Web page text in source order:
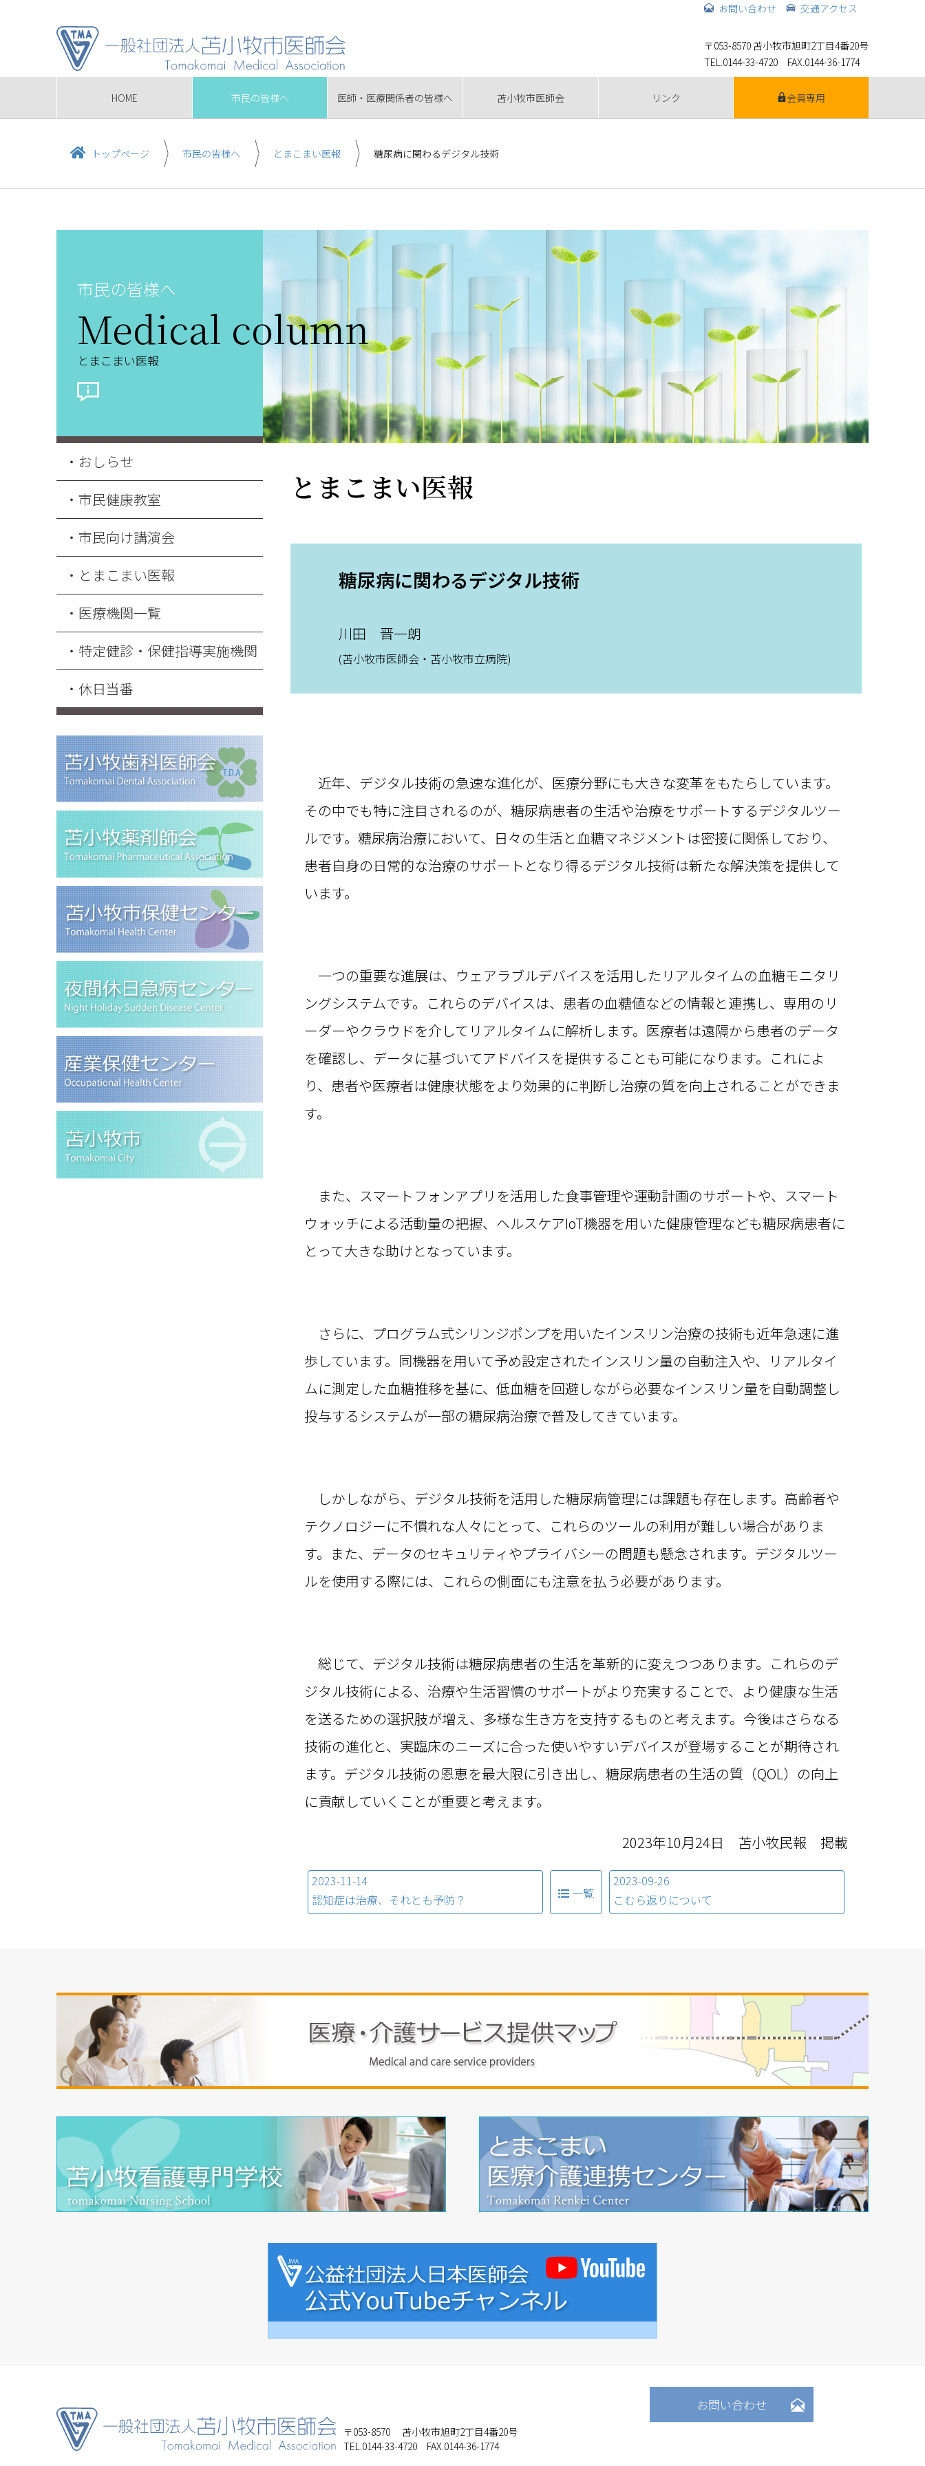
お問い合わせ 交通アクセス
〒053-8570 苫小牧市旭町2丁目4番20号
TEL.0144-33-4720 FAX.0144-36-1774
HOME 市民の皆様へ 医師・医療関係者の皆様へ 苫小牧市医師会 リンク 会員専用
トップページ 市民の皆様へ とまこまい医報 糖尿病に関わるデジタル技術
市民の皆様へ
Medical column
とまこまい医報
おしらせ
市民健康教室
市民向け講演会
とまこまい医報
医療機関一覧
特定健診・保健指導実施機関
休日当番
とまこまい医報
糖尿病に関わるデジタル技術
川田 晋一朗
(苫小牧市医師会・苫小牧市立病院)
近年、デジタル技術の急速な進化が、医療分野にも大きな変革をもたらしています。
その中でも特に注目されるのが、糖尿病患者の生活や治療をサポートするデジタルツー
ルです。糖尿病治療において、日々の生活と血糖マネジメントは密接に関係しており、
患者自身の日常的な治療のサポートとなり得るデジタル技術は新たな解決策を提供して
います。
一つの重要な進展は、ウェアラブルデバイスを活用したリアルタイムの血糖モニタリ
ングシステムです。これらのデバイスは、患者の血糖値などの情報と連携し、専用のリ
ーダーやクラウドを介してリアルタイムに解析します。医療者は遠隔から患者のデータ
を確認し、データに基づいてアドバイスを提供することも可能になります。これによ
り、患者や医療者は健康状態をより効果的に判断し治療の質を向上されることができま
す。
また、スマートフォンアプリを活用した食事管理や運動計画のサポートや、スマート
ウォッチによる活動量の把握、ヘルスケアIoT機器を用いた健康管理なども糖尿病患者に
とって大きな助けとなっています。
さらに、プログラム式シリンジポンプを用いたインスリン治療の技術も近年急速に進
歩しています。同機器を用いて予め設定されたインスリン量の自動注入や、リアルタイ
ムに測定した血糖推移を基に、低血糖を回避しながら必要なインスリン量を自動調整し
投与するシステムが一部の糖尿病治療で普及してきています。
しかしながら、デジタル技術を活用した糖尿病管理には課題も存在します。高齢者や
テクノロジーに不慣れな人々にとって、これらのツールの利用が難しい場合がありま
す。また、データのセキュリティやプライバシーの問題も懸念されます。デジタルツー
ルを使用する際には、これらの側面にも注意を払う必要があります。
総じて、デジタル技術は糖尿病患者の生活を革新的に変えつつあります。これらのデ
ジタル技術による、治療や生活習慣のサポートがより充実することで、より健康な生活
を送るための選択肢が増え、多様な生き方を支持するものと考えます。今後はさらなる
技術の進化と、実臨床のニーズに合った使いやすいデバイスが登場することが期待され
ます。デジタル技術の恩恵を最大限に引き出し、糖尿病患者の生活の質（QOL）の向上
に貢献していくことが重要と考えます。
2023年10月24日 苫小牧民報 掲載
2023-11-14
認知症は治療、それとも予防？
一覧
2023-09-26
こむら返りについて
お問い合わせ
〒053-8570
苫小牧市旭町2丁目4番20号
TEL.0144-33-4720 FAX.0144-36-1774